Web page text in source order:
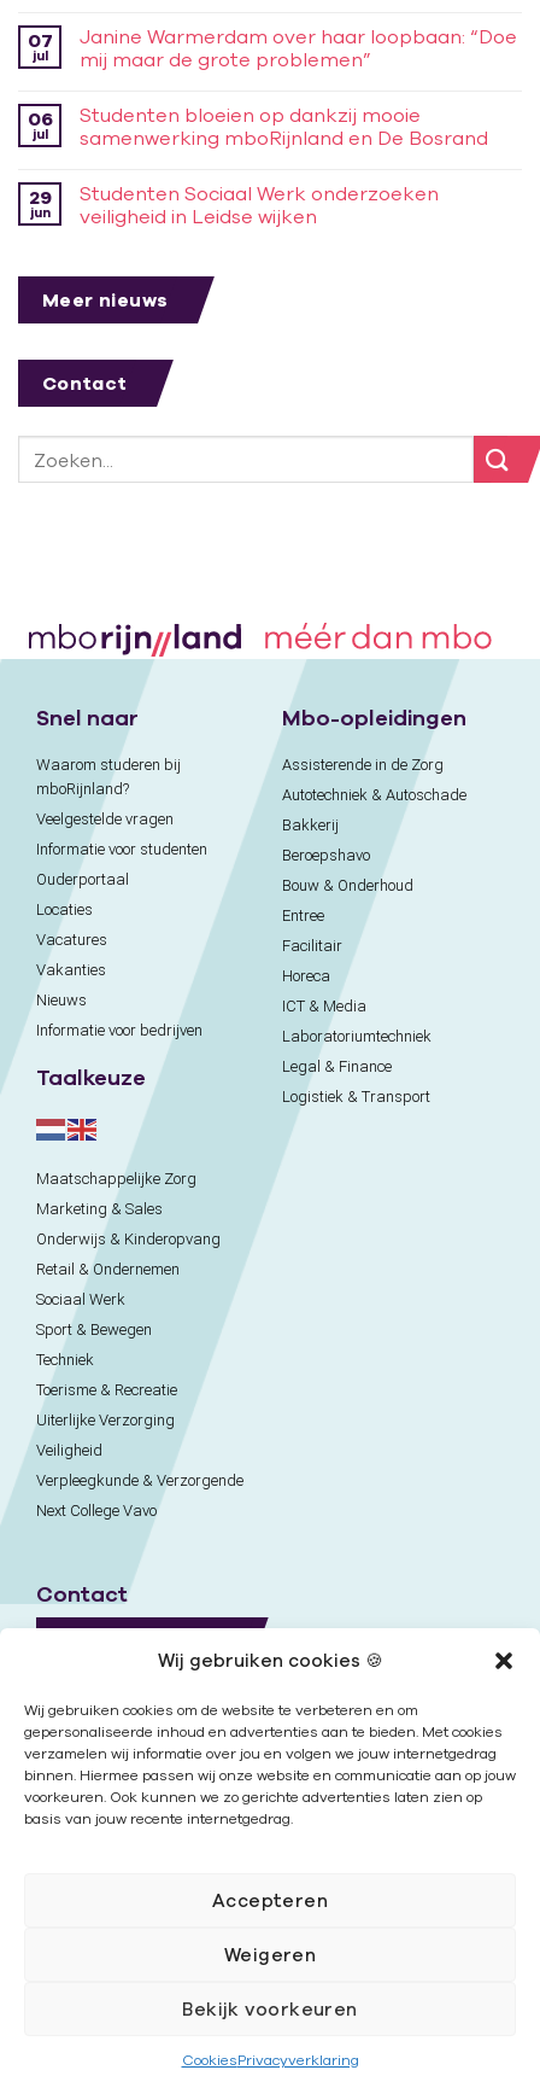
Wij gebruiken cookies 🍪
Wij gebruiken cookies om de website te verbeteren en om
gepersonaliseerde inhoud en advertenties aan te bieden. Met cookies
verzamelen wij informatie over jou en volgen we jouw internetgedrag
binnen. Hiermee passen wij onze website en communicatie aan op jouw
voorkeuren. Ook kunnen we zo gerichte advertenties laten zien op
basis van jouw recente internetgedrag.
Accepteren
Weigeren
Bekijk voorkeuren
CookiesPrivacyverklaring
07
jul
Janine Warmerdam over haar loopbaan: “Doe
mij maar de grote problemen”
06
jul
Studenten bloeien op dankzij mooie
samenwerking mboRijnland en De Bosrand
29
jun
Studenten Sociaal Werk onderzoeken
veiligheid in Leidse wijken
Meer nieuws
Contact
Snel naar
Waarom studeren bij
mboRijnland?
Veelgestelde vragen
Informatie voor studenten
Ouderportaal
Locaties
Vacatures
Vakanties
Nieuws
Informatie voor bedrijven
Taalkeuze
Mbo-opleidingen
Assisterende in de Zorg
Autotechniek & Autoschade
Bakkerij
Beroepshavo
Bouw & Onderhoud
Entree
Facilitair
Horeca
ICT & Media
Laboratoriumtechniek
Legal & Finance
Logistiek & Transport
Maatschappelijke Zorg
Marketing & Sales
Onderwijs & Kinderopvang
Retail & Ondernemen
Sociaal Werk
Sport & Bewegen
Techniek
Toerisme & Recreatie
Uiterlijke Verzorging
Veiligheid
Verpleegkunde & Verzorgende
Next College Vavo
Contact
Nieuwsbrief